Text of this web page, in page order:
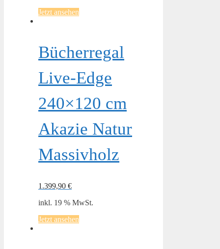
Jetzt ansehen
Bücherregal
Live-Edge
240×120 cm
Akazie Natur
Massivholz
1.399,90 €
inkl. 19 % MwSt.
Jetzt ansehen